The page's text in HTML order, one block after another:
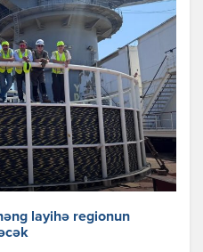
layihə regionun